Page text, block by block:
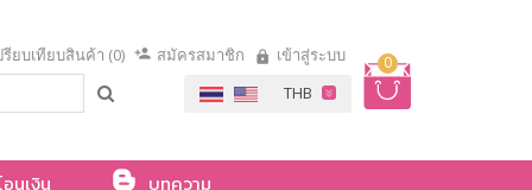
0
รียบเทียบสินค้า (0) สมัครสมาชิก เข้าสู่ระบบ
นเงิน
บทความ